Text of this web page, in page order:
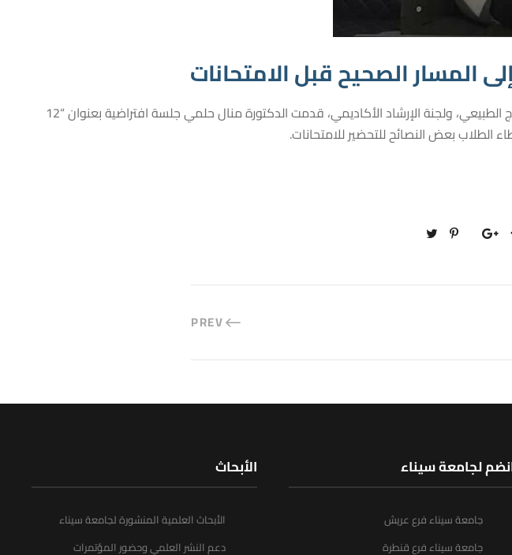
المسار الصحيح قبل الامتحانات
تحت رعاية الأستاذ الدكتور حاتم البلوك، رئيس الجامعة، والأستاذ الدكتور هالة عزالدين، عميد كلية العلاج الطبيعي، ولجنة الإرشاد الأكاديمي، قدمت الدكتورة منال حلمي جلسة افتراضية بعنوان “12
الطلاب بعض النصائح للتحضير للامتحانات.
PREV
لجامعة سيناء
جامعة سيناء فرع عريش
جامعة سيناء فرع قنطرة
الأبحاث
الأبحاث العلمية المنشورة لجامعة سيناء
دعم النشر العلمي وحضور المؤتمرات